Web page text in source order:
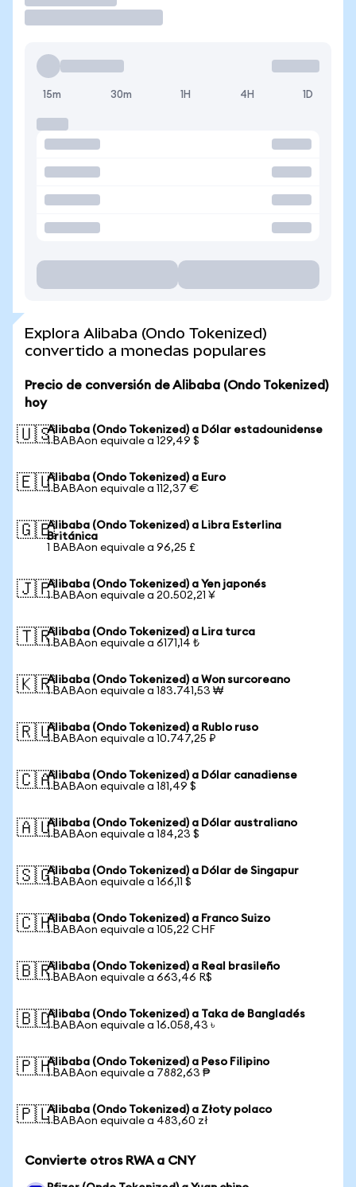
15m 30m 1H 4H 1D
Explora Alibaba (Ondo Tokenized)
convertido a monedas populares
Precio de conversión de Alibaba (Ondo Tokenized)
hoy
🇺🇸Alibaba (Ondo Tokenized) a Dólar estadounidense
1 BABAon equivale a 129,49 $
🇪🇺Alibaba (Ondo Tokenized) a Euro
1 BABAon equivale a 112,37 €
🇬🇧Alibaba (Ondo Tokenized) a Libra Esterlina
Británica
1 BABAon equivale a 96,25 £
🇯🇵Alibaba (Ondo Tokenized) a Yen japonés
1 BABAon equivale a 20.502,21 ¥
🇹🇷Alibaba (Ondo Tokenized) a Lira turca
1 BABAon equivale a 6171,14 ₺
🇰🇷Alibaba (Ondo Tokenized) a Won surcoreano
1 BABAon equivale a 183.741,53 ₩
🇷🇺Alibaba (Ondo Tokenized) a Rublo ruso
1 BABAon equivale a 10.747,25 ₽
🇨🇦Alibaba (Ondo Tokenized) a Dólar canadiense
1 BABAon equivale a 181,49 $
🇦🇺Alibaba (Ondo Tokenized) a Dólar australiano
1 BABAon equivale a 184,23 $
🇸🇬Alibaba (Ondo Tokenized) a Dólar de Singapur
1 BABAon equivale a 166,11 $
🇨🇭Alibaba (Ondo Tokenized) a Franco Suizo
1 BABAon equivale a 105,22 CHF
🇧🇷Alibaba (Ondo Tokenized) a Real brasileño
1 BABAon equivale a 663,46 R$
🇧🇩Alibaba (Ondo Tokenized) a Taka de Bangladés
1 BABAon equivale a 16.058,43 ৳
🇵🇭Alibaba (Ondo Tokenized) a Peso Filipino
1 BABAon equivale a 7882,63 ₱
🇵🇱Alibaba (Ondo Tokenized) a Złoty polaco
1 BABAon equivale a 483,60 zł
Convierte otros RWA a CNY